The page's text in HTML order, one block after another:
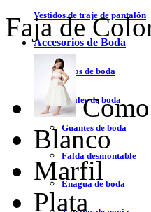
Vestidos de traje de pantalón
Accesorios de Boda
Velos de boda
Chales de boda
Guantes de boda
Falda desmontable
Enagua de boda
Faja de
Blanco
Marfil
Plata